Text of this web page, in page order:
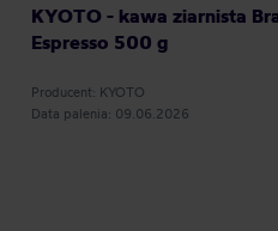
KYOTO - kawa ziarnista
Espresso 500 g
Producent: KYOTO
Data palenia: 09.06.2026